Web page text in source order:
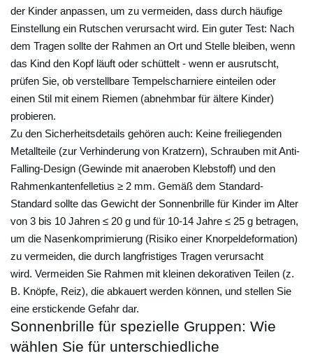
E
r
s
a
t
z
z
y
k
l
u
s
v
o
n
S
o
n
der Kinder anpassen, um zu vermeiden, dass durch häufige
Einstellung ein Rutschen verursacht wird. Ein guter Test: Nach
dem Tragen sollte der Rahmen an Ort und Stelle bleiben, wenn
das Kind den Kopf läuft oder schüttelt - wenn er ausrutscht,
prüfen Sie, ob verstellbare Tempelscharniere einteilen oder
einen Stil mit einem Riemen (abnehmbar für ältere Kinder)
probieren.
Zu den Sicherheitsdetails gehören auch: Keine freiliegenden
Metallteile (zur Verhinderung von Kratzern), Schrauben mit Anti-
Falling-Design (Gewinde mit anaeroben Klebstoff) und den
Rahmenkantenfelletius ≥ 2 mm. Gemäß dem Standard-
Standard sollte das Gewicht der Sonnenbrille für Kinder im Alter
von 3 bis 10 Jahren ≤ 20 g und für 10-14 Jahre ≤ 25 g betragen,
um die Nasenkomprimierung (Risiko einer Knorpeldeformation)
zu vermeiden, die durch langfristiges Tragen verursacht
wird. Vermeiden Sie Rahmen mit kleinen dekorativen Teilen (z.
B. Knöpfe, Reiz), die abkauert werden können, und stellen Sie
eine erstickende Gefahr dar.
Sonnenbrille für spezielle Gruppen: Wie
wählen Sie für unterschiedliche